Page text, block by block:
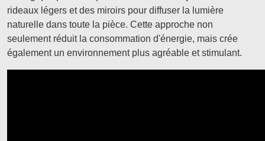
rideaux légers et des miroirs pour diffuser la lumière
naturelle dans toute la pièce. Cette approche non
seulement réduit la consommation d'énergie, mais crée
également un environnement plus agréable et stimulant.